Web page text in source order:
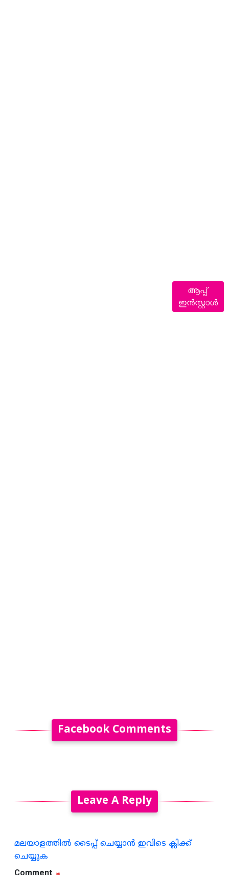
Facebook Comments
Leave A Reply
മലയാളത്തില്‍ ടൈപ്പ് ചെയ്യാന്‍ ഇവിടെ ക്ലിക്ക്
ചെയ്യുക
Comment
ആപ്പ്
ഇൻസ്റ്റാൾ